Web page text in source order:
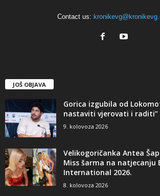
Contact us:
JOŠ OBJAVA
Gorica izgubila od
nastaviti vjerovati i raditi”
9. kolovoza 2026
Velikogoričanka Antea
Miss šarma na natjecanju
International 2026.
8. kolovoza 2026